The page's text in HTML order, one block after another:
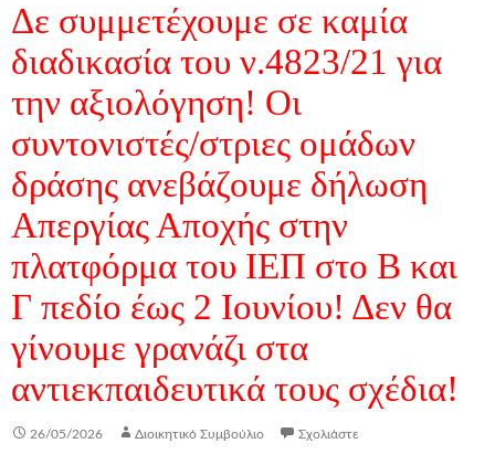
Δε συμμετέχουμε σε καμία
διαδικασία του ν.4823/21 για
την αξιολόγηση! Οι
συντονιστές/στριες ομάδων
δράσης ανεβάζουμε δήλωση
Απεργίας Αποχής στην
πλατφόρμα του ΙΕΠ στο Β και
Γ πεδίο έως 2 Ιουνίου! Δεν θα
γίνουμε γρανάζι στα
αντιεκπαιδευτικά τους σχέδια!
26/05/2026 Διοικητικό Συμβούλιο Σχολιάστε